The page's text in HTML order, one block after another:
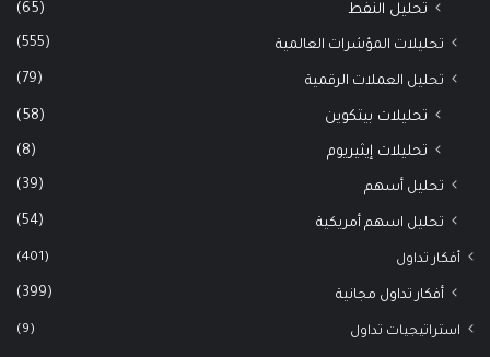
تحليل النفط (65)
تحليلات المؤشرات العالمية (555)
تحليل العملات الرقمية (79)
تحليلات بيتكوين (58)
تحليلات إيثيريوم (8)
تحليل أسهم (39)
تحليل اسهم أمريكية (54)
أفكار تداول (401)
أفكار تداول مجانية (399)
استراتيجيات تداول (9)